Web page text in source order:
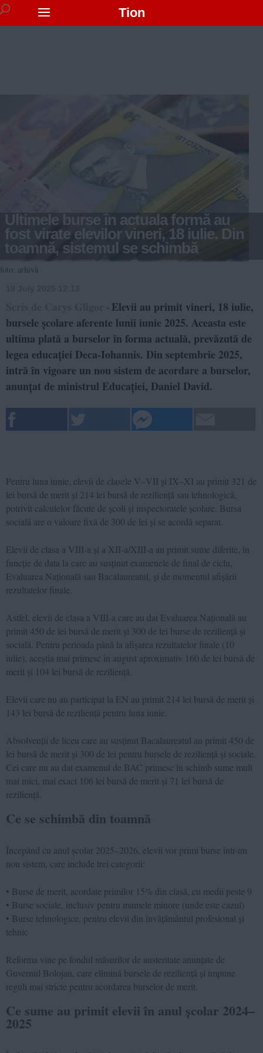
Tion
Ultimele burse în actuala formă au
fost virate elevilor vineri, 18 iulie. Din
toamnă, sistemul se schimbă
foto: arhivă
- Elevii au primit vineri, 18 iulie,
bursele școlare aferente lunii iunie 2025. Aceasta este
ultima plată a burselor în forma actuală, prevăzută de
legea educației Deca-Iohannis. Din septembrie 2025,
intră în vigoare un nou sistem de acordare a burselor,
anunțat de ministrul Educației, Daniel David.
Pentru luna iunie, elevii de clasele V–VII și IX–XI au primit 321 de
lei bursă de merit și 214 lei bursă de reziliență sau tehnologică,
potrivit calculelor făcute de școli și inspectoratele școlare. Bursa
socială are o valoare fixă de 300 de lei și se acordă separat.
Elevii de clasa a VIII-a și a XII-a/XIII-a au primit sume diferite, în
funcție de data la care au susținut examenele de final de ciclu,
Evaluarea Națională sau Bacalaureatul, și de momentul afișării
rezultatelor finale.
Astfel, elevii de clasa a VIII-a care au dat Evaluarea Națională au
primit 450 de lei bursă de merit și 300 de lei burse de reziliență și
socială. Pentru perioada până la afișarea rezultatelor finale (10
iulie), aceștia mai primesc în august aproximativ 160 de lei bursă de
merit și 104 lei bursă de reziliență.
Elevii care nu au participat la EN au primit 214 lei bursă de merit și
143 lei bursă de reziliență pentru luna iunie.
Absolvenții de liceu care au susținut Bacalaureatul au primit 450 de
lei bursă de merit și 300 de lei pentru bursele de reziliență și sociale.
Cei care nu au dat examenul de BAC primesc în schimb sume mult
mai mici, mai exact 106 lei bursă de merit și 71 lei bursă de
reziliență.
Ce se schimbă din toamnă
Începând cu anul școlar 2025–2026, elevii vor primi burse într-un
nou sistem, care include trei categorii:
• Burse de merit, acordate primilor 15% din clasă, cu medii peste 9
• Burse sociale, inclusiv pentru mamele minore (unde este cazul)
• Burse tehnologice, pentru elevii din învățământul profesional și
tehnic
Reforma vine pe fondul măsurilor de austeritate anunțate de
Guvernul Bolojan, care elimină bursele de reziliență și impune
reguli mai stricte pentru acordarea burselor de merit.
Ce sume au primit elevii în anul școlar 2024–
2025